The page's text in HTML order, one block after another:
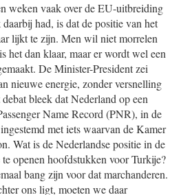
weken vaak over de EU-uitbreiding
had, is dat de positie van het
lijkt te zijn. Men wil niet morrelen
het dan klaar, maar er wordt wel een
De Minister-President zei
nieuwe energie, zonder versnelling
bleek dat Nederland op een
Name Record (PNR), in de
met iets waarvan de Kamer
Wat is de Nederlandse positie in de
openen hoofdstukken voor Turkije?
bang zijn voor dat marchanderen.
ons ligt, moeten we daar